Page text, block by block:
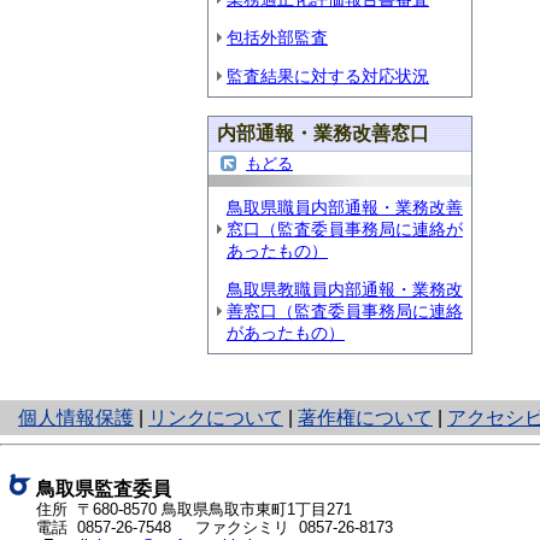
包括外部監査
監査結果に対する対応状況
内部通報・業務改善窓口
もどる
鳥取県職員内部通報・業務改善
窓口（監査委員事務局に連絡が
あったもの）
鳥取県教職員内部通報・業務改
善窓口（監査委員事務局に連絡
があったもの）
個人情報保護
と
り
ッ
ト
へ
リンクについて 著作権について アクセシ
鳥取県監査委員
住所 〒680-8570 鳥取県鳥取市東町1丁目271
電話 0857-26-7548
ファクシミリ 0857-26-8173